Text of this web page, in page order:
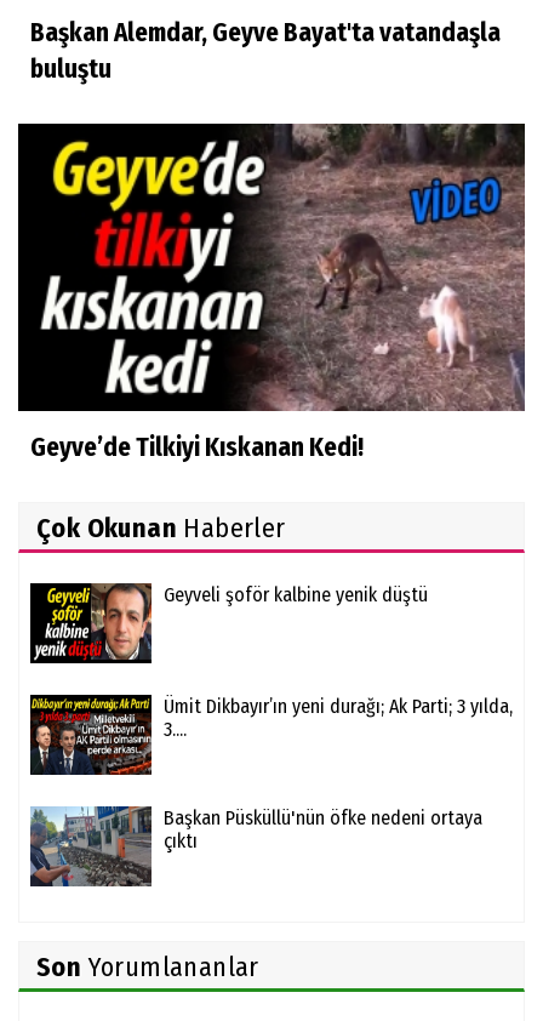
Başkan Alemdar, Geyve Bayat'ta vatandaşla
buluştu
Geyve’de Tilkiyi Kıskanan Kedi!
Çok Okunan Haberler
Geyveli şoför kalbine yenik düştü
Ümit Dikbayır’ın yeni durağı; Ak Parti; 3 yılda,
3....
Başkan Püsküllü'nün öfke nedeni ortaya
çıktı
Son Yorumlananlar